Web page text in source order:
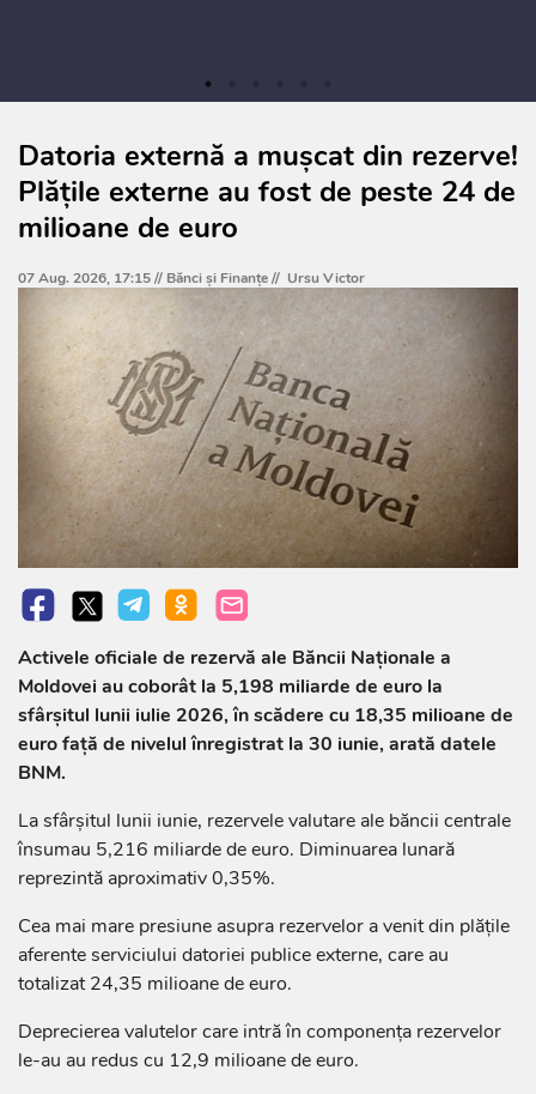
Datoria externă a mușcat din rezerve!
Plățile externe au fost de peste 24 de
milioane de euro
07 Aug. 2026, 17:15 // Bănci şi Finanţe// Ursu Victor
Activele oficiale de rezervă ale Băncii Naționale a
Moldovei au coborât la 5,198 miliarde de euro la
sfârșitul lunii iulie 2026, în scădere cu 18,35 milioane de
euro față de nivelul înregistrat la 30 iunie, arată datele
BNM.
La sfârșitul lunii iunie, rezervele valutare ale băncii centrale
însumau 5,216 miliarde de euro. Diminuarea lunară
reprezintă aproximativ 0,35%.
Cea mai mare presiune asupra rezervelor a venit din plățile
aferente serviciului datoriei publice externe, care au
totalizat 24,35 milioane de euro.
Deprecierea valutelor care intră în componența rezervelor
le-au au redus cu 12,9 milioane de euro.